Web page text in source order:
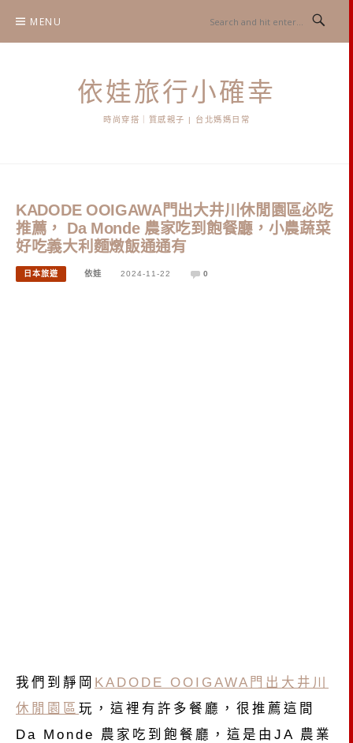
content
MENU
依娃旅行小確幸
時尚穿搭｜質感親子 | 台北媽媽日常
KADODE OOIGAWA門出大井川休閒園區必吃
推薦， Da Monde 農家吃到飽餐廳，小農蔬菜
好吃義大利麵燉飯通通有
日本旅遊 依娃 2024-11-22 0
我們到靜岡 KADODE OOIGAWA門出大井川
休閒園區 玩，這裡有許多餐廳，很推薦這間
Da Monde 農家吃到飽餐廳，這是由JA 農業